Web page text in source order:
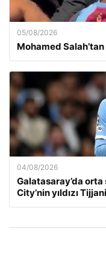
05/08/2026
Mohamed
04/08/2026
Galatasaray’da
City’nin yıldızı